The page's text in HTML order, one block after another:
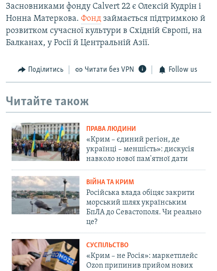
Засновниками фонду Calvert 22 є Олексій Кудрін і
Нонна Матеркова. Фонд займається підтримкою й
розвитком сучасної культури в Східній Європі, на
Балканах, у Росії й Центральній Азії.
Поділитись Читати без VPN Follow us
Читайте також
ПРАВА ЛЮДИНИ
«Крим – єдиний регіон, де
українці – меншість»: дискусія
навколо нової пам'ятної дати
ВІЙНА ТА КРИМ
Російська влада обіцяє закрити
морський шлях українським
БпЛА до Севастополя. Чи реально
це?
СУСПІЛЬСТВО
«Крим – не Росія»: маркетплейс
Ozon припинив прийом нових